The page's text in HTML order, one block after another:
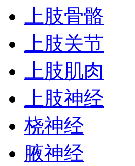
上肢骨骼
上肢关节
上肢肌肉
上肢神经
桡神经
腋神经